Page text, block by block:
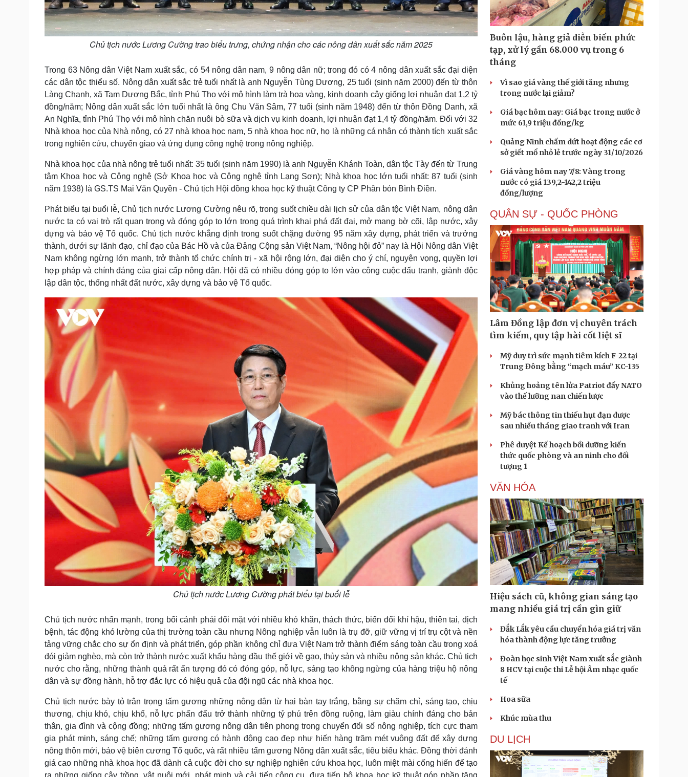
Chủ tịch nước Lương Cường trao biểu trưng, chứng nhận cho các nông dân xuất sắc năm 2025
Trong 63 Nông dân Việt Nam xuất sắc, có 54 nông dân nam, 9 nông dân nữ; trong đó có 4 nông dân xuất sắc đại diện
các dân tộc thiểu số. Nông dân xuất sắc trẻ tuổi nhất là anh Nguyễn Tùng Dương, 25 tuổi (sinh năm 2000) đến từ thôn
Làng Chanh, xã Tam Dương Bắc, tỉnh Phú Thọ với mô hình làm trà hoa vàng, kinh doanh cây giống lợi nhuận đạt 1,2 tỷ
đồng/năm; Nông dân xuất sắc lớn tuổi nhất là ông Chu Văn Sâm, 77 tuổi (sinh năm 1948) đến từ thôn Đồng Danh, xã
An Nghĩa, tỉnh Phú Thọ với mô hình chăn nuôi bò sữa và dịch vụ kinh doanh, lợi nhuận đạt 1,4 tỷ đồng/năm. Đối với 32
Nhà khoa học của Nhà nông, có 27 nhà khoa học nam, 5 nhà khoa học nữ, họ là những cá nhân có thành tích xuất sắc
trong nghiên cứu, chuyển giao và ứng dụng công nghệ trong nông nghiệp.
Nhà khoa học của nhà nông trẻ tuổi nhất: 35 tuổi (sinh năm 1990) là anh Nguyễn Khánh Toàn, dân tộc Tày đến từ Trung
tâm Khoa học và Công nghệ (Sở Khoa học và Công nghệ tỉnh Lạng Sơn); Nhà khoa học lớn tuổi nhất: 87 tuổi (sinh
năm 1938) là GS.TS Mai Văn Quyền - Chủ tịch Hội đồng khoa học kỹ thuật Công ty CP Phân bón Bình Điền.
Phát biểu tại buổi lễ, Chủ tịch nước Lương Cường nêu rõ, trong suốt chiều dài lịch sử của dân tộc Việt Nam, nông dân
nước ta có vai trò rất quan trọng và đóng góp to lớn trong quá trình khai phá đất đai, mở mang bờ cõi, lập nước, xây
dựng và bảo vệ Tổ quốc. Chủ tịch nước khẳng định trong suốt chặng đường 95 năm xây dựng, phát triển và trưởng
thành, dưới sự lãnh đạo, chỉ đạo của Bác Hồ và của Đảng Cộng sản Việt Nam, “Nông hội đỏ” nay là Hội Nông dân Việt
Nam không ngừng lớn mạnh, trở thành tổ chức chính trị - xã hội rộng lớn, đại diện cho ý chí, nguyện vọng, quyền lợi
hợp pháp và chính đáng của giai cấp nông dân. Hội đã có nhiều đóng góp to lớn vào công cuộc đấu tranh, giành độc
lập dân tộc, thống nhất đất nước, xây dựng và bảo vệ Tổ quốc.
Chủ tịch nước Lương Cường phát biểu tại buổi lễ
Chủ tịch nước nhấn mạnh, trong bối cảnh phải đối mặt với nhiều khó khăn, thách thức, biến đổi khí hậu, thiên tai, dịch
bệnh, tác động khó lường của thị trường toàn cầu nhưng Nông nghiệp vẫn luôn là trụ đỡ, giữ vững vị trí trụ cột và nền
tảng vững chắc cho sự ổn định và phát triển, góp phần không chỉ đưa Việt Nam trở thành điểm sáng toàn cầu trong xoá
đói giảm nghèo, mà còn trở thành nước xuất khẩu hàng đầu thế giới về gạo, thủy sản và nhiều nông sản khác. Chủ tịch
nước cho rằng, những thành quả rất ấn tượng đó có đóng góp, nỗ lực, sáng tạo không ngừng của hàng triệu hộ nông
dân và sự đồng hành, hỗ trợ đắc lực có hiệu quả của đội ngũ các nhà khoa học.
Chủ tịch nước bày tỏ trân trọng tấm gương những nông dân từ hai bàn tay trắng, bằng sự chăm chỉ, sáng tạo, chịu
thương, chịu khó, chịu khổ, nỗ lực phấn đấu trở thành những tỷ phú trên đồng ruộng, làm giàu chính đáng cho bản
thân, gia đình và cộng đồng; những tấm gương nông dân tiên phong trong chuyển đổi số nông nghiệp, tích cực tham
gia phát minh, sáng chế; những tấm gương có hành động cao đẹp như hiến hàng trăm mét vuông đất để xây dựng
nông thôn mới, bảo vệ biên cương Tổ quốc, và rất nhiều tấm gương Nông dân xuất sắc, tiêu biểu khác. Đồng thời đánh
giá cao những nhà khoa học đã dành cả cuộc đời cho sự nghiệp nghiên cứu khoa học, luôn miệt mài cống hiến để tạo
ra những giống cây trồng, vật nuôi mới, phát minh và cải tiến công cụ, đưa tiến bộ khoa học kỹ thuật góp phần tăng
Buôn lậu, hàng giả diễn biến phức
tạp, xử lý gần 68.000 vụ trong 6
tháng
Vì sao giá vàng thế giới tăng nhưng
trong nước lại giảm?
Giá bạc hôm nay: Giá bạc trong nước ở
mức 61,9 triệu đồng/kg
Quảng Ninh chấm dứt hoạt động các cơ
sở giết mổ nhỏ lẻ trước ngày 31/10/2026
Giá vàng hôm nay 7/8: Vàng trong
nước có giá 139,2-142,2 triệu
đồng/lượng
QUÂN SỰ - QUỐC PHÒNG
Lâm Đồng lập đơn vị chuyên trách
tìm kiếm, quy tập hài cốt liệt sĩ
Mỹ duy trì sức mạnh tiêm kích F-22 tại
Trung Đông bằng “mạch máu” KC-135
Khủng hoảng tên lửa Patriot đẩy NATO
vào thế lưỡng nan chiến lược
Mỹ bác thông tin thiếu hụt đạn dược
sau nhiều tháng giao tranh với Iran
Phê duyệt Kế hoạch bồi dưỡng kiến
thức quốc phòng và an ninh cho đối
tượng 1
VĂN HÓA
Hiệu sách cũ, không gian sáng tạo
mang nhiều giá trị cần gìn giữ
Đắk Lắk yêu cầu chuyển hóa giá trị văn
hóa thành động lực tăng trưởng
Đoàn học sinh Việt Nam xuất sắc giành
8 HCV tại cuộc thi Lễ hội Âm nhạc quốc
tế
Hoa sữa
Khúc mùa thu
DU LỊCH